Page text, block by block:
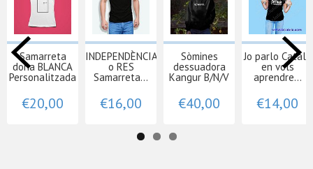
Samarreta
dona BLANCA
Personalitzada
€20,00
INDEPENDÈNCIA
o RES
Samarreta...
€16,00
Sòmines
dessuadora
Kangur B/N/V
€40,00
Jo parlo Català
en vols
aprendre...
€14,00